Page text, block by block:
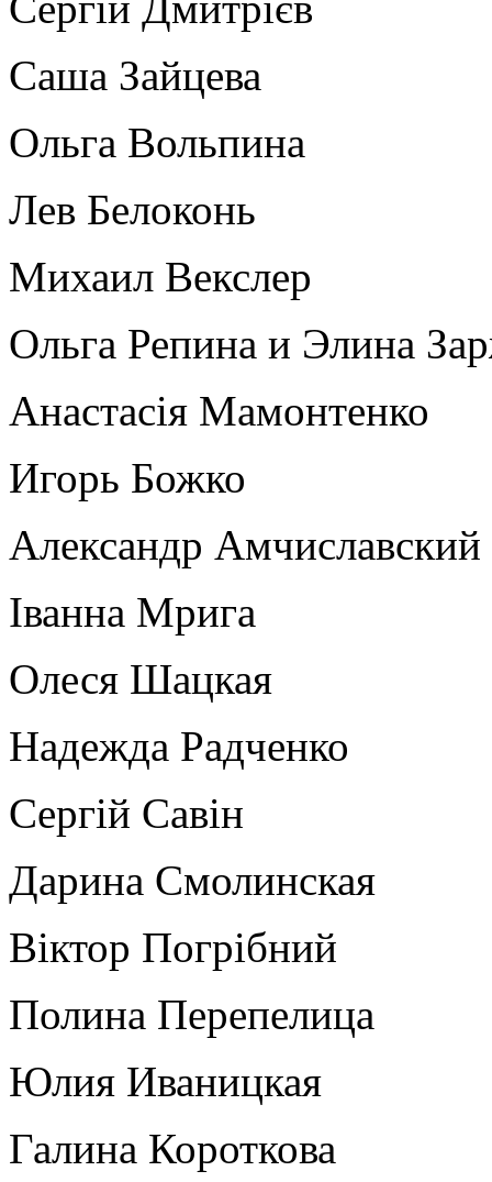
Саша Зайцева
Ольга Вольпина
Лев Белоконь
Михаил Векслер
Ольга Репина и Элина
Анастасія Мамонтенко
Игорь Божко
Александр Амчиславский
Іванна Мрига
Олеся Шацкая
Надежда Радченко
Сергій Савін
Дарина Смолинская
Віктор Погрібний
Полина Перепелица
Юлия Иваницкая
Галина Короткова